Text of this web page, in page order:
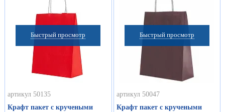
Быстрый просмотр
артикул 50135
Крафт пакет с кручеными
Быстрый просмотр
артикул 50047
Крафт пакет с кручеными